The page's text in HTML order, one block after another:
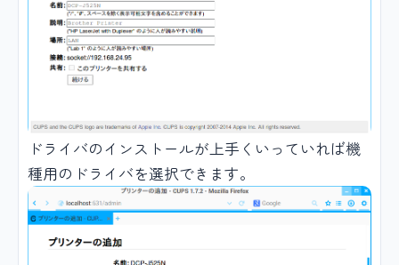
ドライバのインストールが上手くいっていれば機
種用のドライバを選択できます。